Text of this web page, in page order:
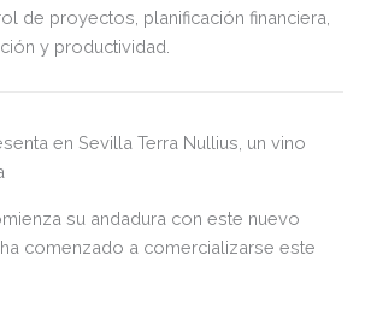
de proyectos, planificación financiera,
y productividad.
en Sevilla Terra Nullius, un vino
su andadura con este nuevo
comenzado a comercializarse este